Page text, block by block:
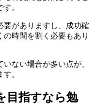
。
要がありますし、成功確
時間を割く必要もあり
ない場合が多い点が、
。
目指すなら勉